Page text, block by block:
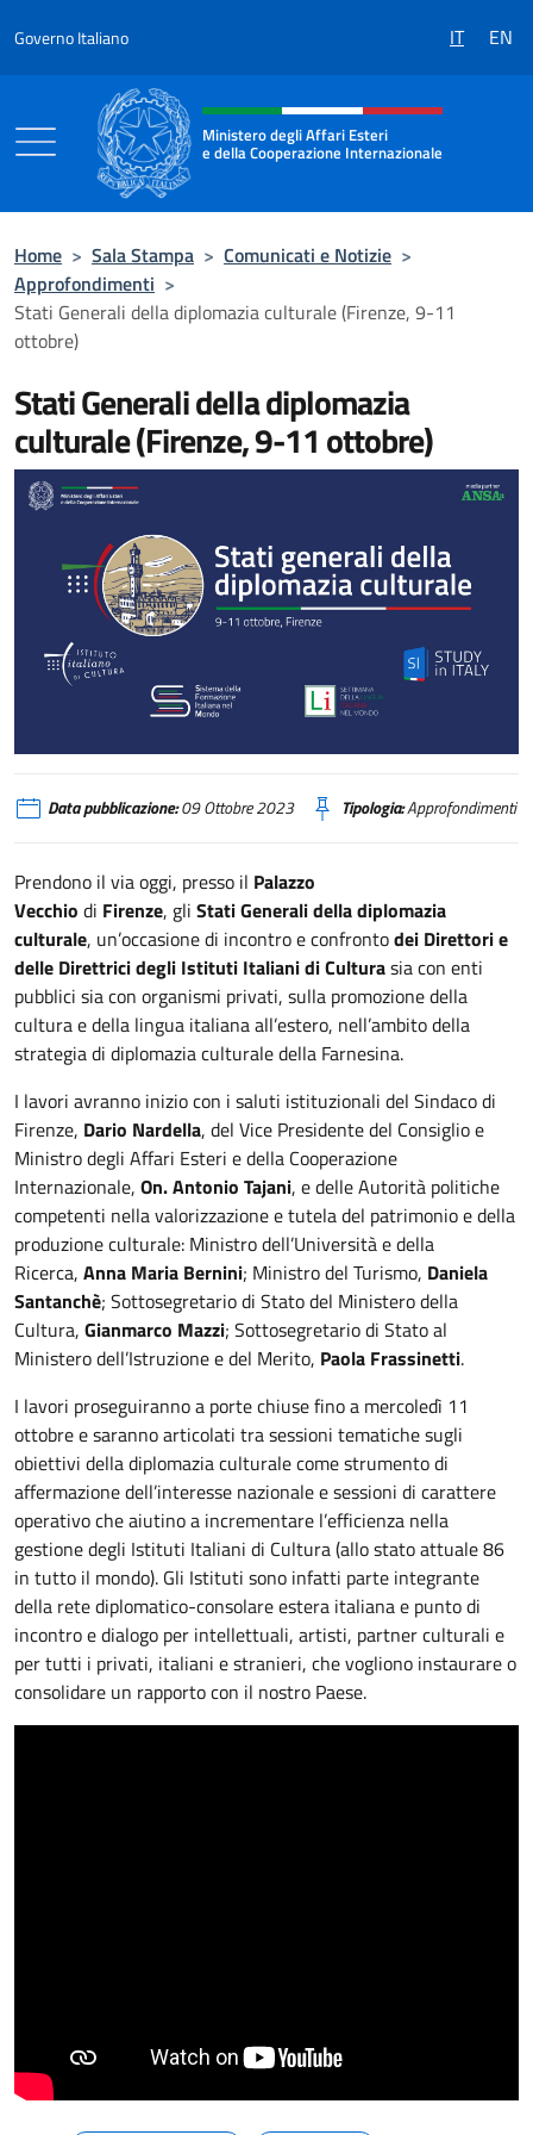
Governo Italiano IT EN
Intestazione sito, social e menù
Ministero degli Affari Esteri
e della Cooperazione Internazionale
Home > Sala Stampa > Comunicati e Notizie >
Approfondimenti >
Stati Generali della diplomazia culturale (Firenze, 9-11
ottobre)
Stati Generali della diplomazia
culturale (Firenze, 9-11 ottobre)
Stati Generali della Diplomazia Culturale
Data pubblicazione:09 Ottobre 2023 Tipologia:Approfondimenti
Prendono il via oggi, presso il Palazzo
Vecchio di Firenze, gli Stati Generali della diplomazia
culturale, un’occasione di incontro e confrontodei Direttori e
delle Direttrici degli Istituti Italiani di Culturasia con enti
pubblici sia con organismi privati, sulla promozione della
cultura e della lingua italiana all’estero, nell’ambito della
strategia di diplomazia culturale della Farnesina.
I lavori avranno inizio con i saluti istituzionali del Sindaco di
Firenze, Dario Nardella, del Vice Presidente del Consiglio e
Ministro degli Affari Esteri e della Cooperazione
Internazionale, On. Antonio Tajani, e delle Autorità politiche
competenti nella valorizzazione e tutela del patrimonio e della
produzione culturale: Ministro dell’Università e della
Ricerca, Anna Maria Bernini; Ministro del Turismo, Daniela
Santanchè; Sottosegretario di Stato del Ministero della
Cultura, Gianmarco Mazzi; Sottosegretario di Stato al
Ministero dell’Istruzione e del Merito, Paola Frassinetti.
I lavori proseguiranno a porte chiuse fino a mercoledì 11
ottobre e saranno articolati tra sessioni tematiche sugli
obiettivi della diplomazia culturale come strumento di
affermazione dell’interesse nazionale e sessioni di carattere
operativo che aiutino a incrementare l’efficienza nella
gestione degli Istituti Italiani di Cultura (allo stato attuale 86
in tutto il mondo). Gli Istituti sono infatti parte integrante
della rete diplomatico-consolare estera italiana e punto di
incontro e dialogo per intellettuali, artisti, partner culturali e
per tutti i privati, italiani e stranieri, che vogliono instaurare o
consolidare un rapporto con il nostro Paese.